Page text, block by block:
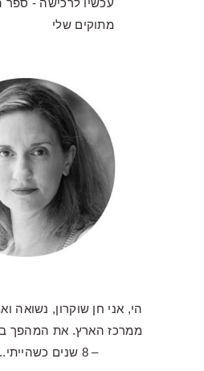
עכשיו לרכישה - ספר
מתוקים שלי
הי, אני חן שוקרון, נשואה
ממרכז הארץ. את המהפך
– 8 שנים כשהייתי...